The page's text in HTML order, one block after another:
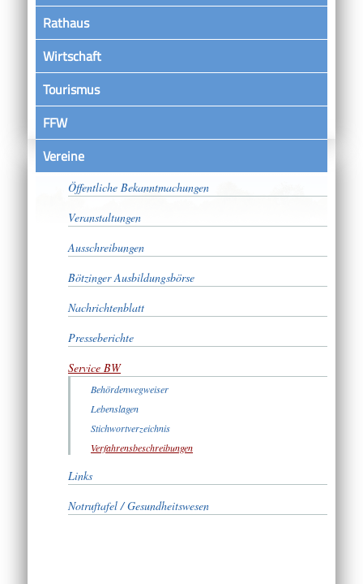
Rathaus
Wirtschaft
Tourismus
FFW
VereineSatzungen
Öffentliche Bekanntmachungen
Veranstaltungen
Ausschreibungen
Bötzinger Ausbildungsbörse
Nachrichtenblatt
Presseberichte
Service BW
Behördenwegweiser
Lebenslagen
Stichwortverzeichnis
Verfahrensbeschreibungen
Links
Notruftafel / Gesundheitswesen